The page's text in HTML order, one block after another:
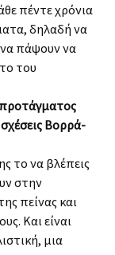
πέντε χρόνια
δηλαδή να
πάψουν να
του
σχέσεις Βορρά-
το να βλέπεις
στην
πείνας και
Και είναι
μια